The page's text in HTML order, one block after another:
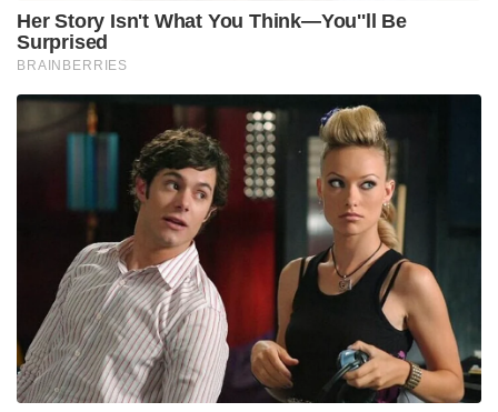
Her Story Isn't What You Think—You''ll Be
Surprised
BRAINBERRIES